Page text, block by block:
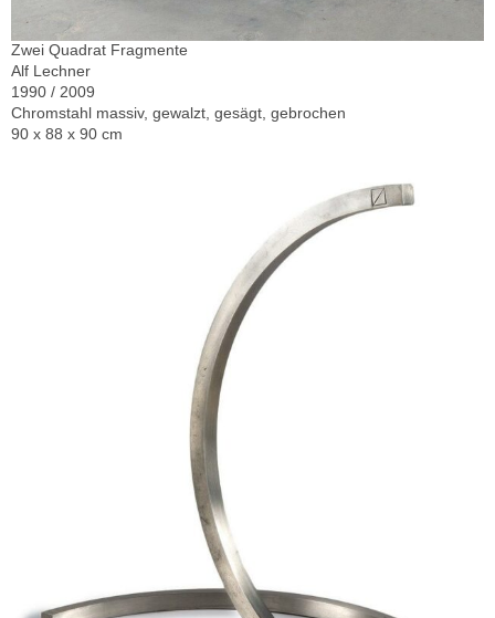
Zwei Quadrat Fragmente
Alf Lechner
1990 / 2009
Chromstahl massiv, gewalzt, gesägt, gebrochen
90 x 88 x 90 cm